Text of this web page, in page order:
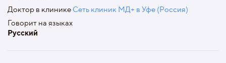
Доктор в клинике Сеть клиник МД+ в Уфе (Россия)
Говорит на языках
Русский